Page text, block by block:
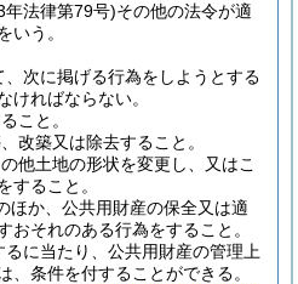
年法律第79号)その他の法令が適
いう。
次に掲げる行為をしようとする
ければならない。
こと。
改築又は除去すること。
他土地の形状を変更し、又はこ
すること。
ほか、公共用財産の保全又は適
おそれのある行為をすること。
るに当たり、公共用財産の管理上
、条件を付することができる。